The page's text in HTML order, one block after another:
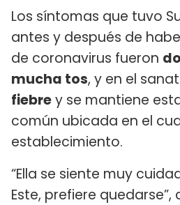
Los síntomas que tuvo
antes y después de
de coronavirus fueron
mucha tos, y en el
fiebrey se mantiene
común ubicada en el
establecimiento.
“Ella se siente muy
Este, prefiere